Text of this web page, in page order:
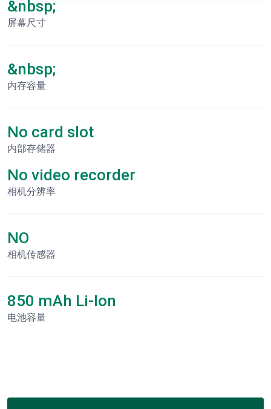
&nbsp;
屏幕尺寸
&nbsp;
内存容量
No card slot
内部存储器
No video recorder
相机分辨率
NO
相机传感器
850 mAh Li-Ion
电池容量